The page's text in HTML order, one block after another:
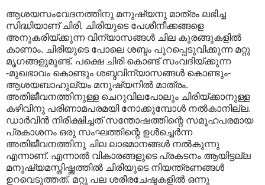
ആശയസംവേദനത്തിനു മനുഷ്യനു മാത്രം ലഭിച്ച
സിദ്ധിയാണ് ചിരി. ചിരിയുടെ പേശീനീക്കങ്ങളെ
അനുകരിയ്ക്കുന്ന വിന്യാസങ്ങൾ ചില കുരങ്ങുകളിൽ
കാണാം. ചിരിയുടെ പോലെ ശബ്ദം പുറപ്പെടുവിക്കുന്ന മറ്റു
മൃഗങ്ങളുമുണ്ട്. പക്ഷെ ചിരി കൊണ്ട് സംവദിയ്ക്കുന്ന
-മുഖഭാവം കൊണ്ടും ശബ്ദവിന്യാസങ്ങൾ കൊണ്ടും-
ആശയബാഹുല്യം മനുഷ്യനിൽ മാത്രം.
അതിജീവനത്തിനുള്ള ചെറുവിലപോലും ചിരിയ്ക്കാനുള്ള
കഴിവിനു പരിണാമപരമയി നോക്കുമ്പോൾ നൽകാനില്ല.
ഡാർവിൻ നിരീക്ഷിച്ചത് സന്തോഷത്തിന്റെ സമൂഹപരമായ
പ്രകാശനം ഒരു സംഘത്തിന്റെ ഉൾച്ചെർന്ന
അതിജീവനത്തിനു ചില ലാഭമാനങ്ങൾ നൽകുന്നു
എന്നാണ്. എന്നാൽ വികാരങ്ങളുടെ പ്രകടനം ആയിട്ടല്ല
മനുഷ്യമസ്തിഷ്ക്കത്തിൽ ചിരിയുടെ നിയന്ത്രണങ്ങൾ
ഉറവെടുത്തത്. മറ്റു പല ശരീരചേഷ്ടകളിൽ ഒന്നു